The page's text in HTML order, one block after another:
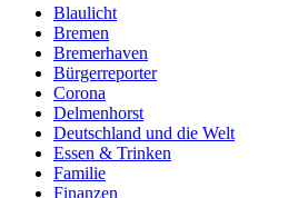
Blaulicht
Bremen
Bremerhaven
Bürgerreporter
Corona
Delmenhorst
Deutschland und die Welt
Essen & Trinken
Familie
Finanzen